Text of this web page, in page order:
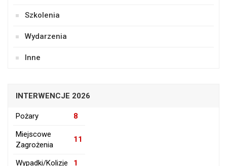
Szkolenia
Wydarzenia
Inne
INTERWENCJE 2026
Pożary
8
Miejscowe
Zagrożenia
11
Wypadki/Kolizje
1